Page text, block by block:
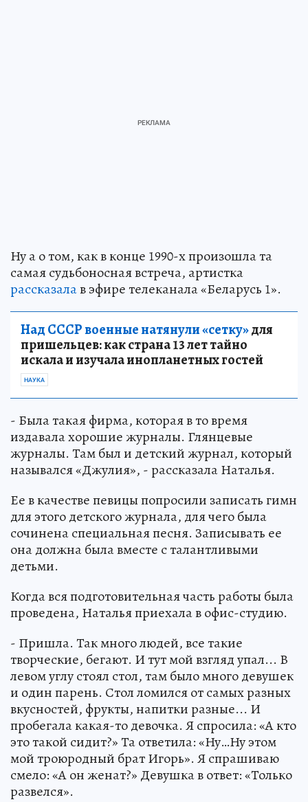
Ну а о том, как в конце 1990-х произошла та
самая судьбоносная встреча, артистка
рассказалав эфире телеканала «Беларусь 1».
Над СССР военные натянули «сетку»для
пришельцев: как страна 13 лет тайно
искала и изучала инопланетных гостей
НАУКА
- Была такая фирма, которая в то время
издавала хорошие журналы. Глянцевые
журналы. Там был и детский журнал, который
назывался «Джулия», - рассказала Наталья.
Ее в качестве певицы попросили записать гимн
для этого детского журнала, для чего была
сочинена специальная песня. Записывать ее
она должна была вместе с талантливыми
детьми.
Когда вся подготовительная часть работы была
проведена, Наталья приехала в офис-студию.
- Пришла. Так много людей, все такие
творческие, бегают. И тут мой взгляд упал... В
левом углу стоял стол, там было много девушек
и один парень. Стол ломился от самых разных
вкусностей, фрукты, напитки разные... И
пробегала какая-то девочка. Я спросила: «А кто
это такой сидит?» Та ответила: «Ну…Ну этом
мой троюродный брат Игорь». Я спрашиваю
смело: «А он женат?» Девушка в ответ: «Только
развелся».